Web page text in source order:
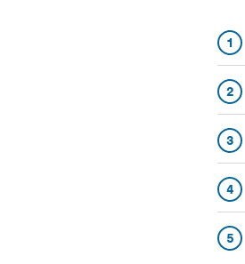
1
2
3
4
5